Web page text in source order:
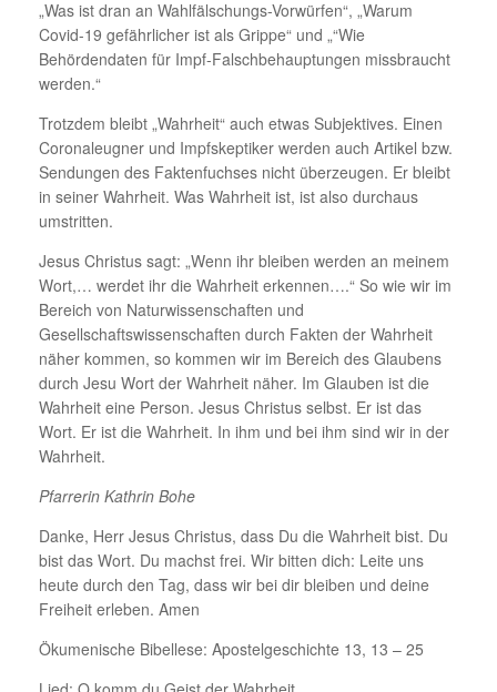
„Was ist dran an Wahlfälschungs-Vorwürfen“, „Warum
Covid-19 gefährlicher ist als Grippe“ und „“Wie
Behördendaten für Impf-Falschbehauptungen missbraucht
werden.“
Trotzdem bleibt „Wahrheit“ auch etwas Subjektives. Einen
Coronaleugner und Impfskeptiker werden auch Artikel bzw.
Sendungen des Faktenfuchses nicht überzeugen. Er bleibt
in seiner Wahrheit. Was Wahrheit ist, ist also durchaus
umstritten.
Jesus Christus sagt: „Wenn ihr bleiben werden an meinem
Wort,… werdet ihr die Wahrheit erkennen….“ So wie wir im
Bereich von Naturwissenschaften und
Gesellschaftswissenschaften durch Fakten der Wahrheit
näher kommen, so kommen wir im Bereich des Glaubens
durch Jesu Wort der Wahrheit näher. Im Glauben ist die
Wahrheit eine Person. Jesus Christus selbst. Er ist das
Wort. Er ist die Wahrheit. In ihm und bei ihm sind wir in der
Wahrheit.
Pfarrerin Kathrin Bohe
Danke, Herr Jesus Christus, dass Du die Wahrheit bist. Du
bist das Wort. Du machst frei. Wir bitten dich: Leite uns
heute durch den Tag, dass wir bei dir bleiben und deine
Freiheit erleben. Amen
Ökumenische Bibellese: Apostelgeschichte 13, 13 – 25